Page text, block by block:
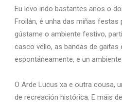
Eu levo indo bastantes anos o
Froilán, é unha das miñas festas
gústame o ambiente festivo,
casco vello, as bandas de gaitas
espontáneamente, e un
O Arde Lucus xa e outra cousa,
de recreación histórica. E máis